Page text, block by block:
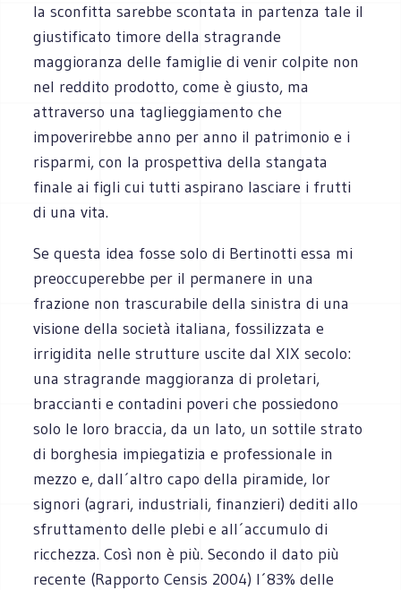
la sconfitta sarebbe scontata in partenza tale il
giustificato timore della stragrande
maggioranza delle famiglie di venir colpite non
nel reddito prodotto, come è giusto, ma
attraverso una taglieggiamento che
impoverirebbe anno per anno il patrimonio e i
risparmi, con la prospettiva della stangata
finale ai figli cui tutti aspirano lasciare i frutti
di una vita.
Se questa idea fosse solo di Bertinotti essa mi
preoccuperebbe per il permanere in una
frazione non trascurabile della sinistra di una
visione della società italiana, fossilizzata e
irrigidita nelle strutture uscite dal XIX secolo:
una stragrande maggioranza di proletari,
braccianti e contadini poveri che possiedono
solo le loro braccia, da un lato, un sottile strato
di borghesia impiegatizia e professionale in
mezzo e, dall´altro capo della piramide, lor
signori (agrari, industriali, finanzieri) dediti allo
sfruttamento delle plebi e all´accumulo di
ricchezza. Così non è più. Secondo il dato più
recente (Rapporto Censis 2004) l´83% delle